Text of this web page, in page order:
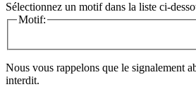
Sélectionnez un motif dans la liste ci-
Motif:
Nous vous rappelons que le signalement
interdit.